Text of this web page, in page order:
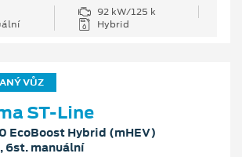
92 kW/125 k
Hybrid
VŮZ
ST-Line
EcoBoost Hybrid (mHEV)
6st. manuální